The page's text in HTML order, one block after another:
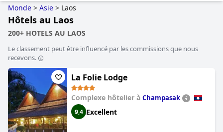
Monde > Asie > Laos
Hôtels au Laos
200+ HOTELS AU LAOS
Le classement peut être influencé par les commissions que nous
recevons.
La Folie Lodge
Complexe hôtelier à Champasak
9,4 Excellent